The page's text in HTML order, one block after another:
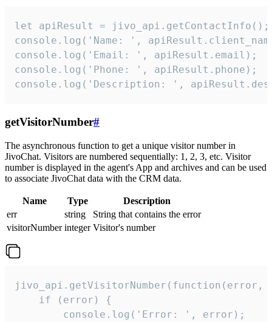
let apiResult = jivo_api.getContactInfo();
console.log('Name: ',
console.log('Email: ', apiResult.email);
console.log('Phone: ', apiResult.phone);
console.log('Description: ',
getVisitorNumber#
The asynchronous function to get a unique visitor number in
JivoChat. Visitors are numbered sequentially: 1, 2, 3, etc. Visitor
number is displayed in the agent's App and archives and can be used
to associate JivoChat data with the CRM data.
Name Type
Description
err
string
String that contains the error
visitorNumber integer Visitor's number
jivo_api.getVisitorNumber(function(error,
    if (error) {
        console.log('Error: ', error);